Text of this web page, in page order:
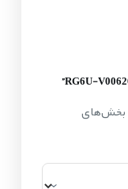
بخش‌های